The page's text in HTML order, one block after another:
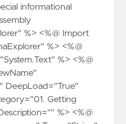
informational
%> <%@ Import
%> <%@
%> <%@
DeepLoad="True"
Getting
%> <%@